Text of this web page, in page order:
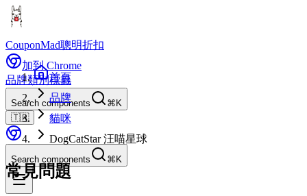
CouponMad聰明折扣
加到 Chrome
品牌類別標籤
Search components
⌘K
🇹🇼
Search components ⌘K
首頁
品牌
貓咪
DogCatStar 汪喵星球
常見問題